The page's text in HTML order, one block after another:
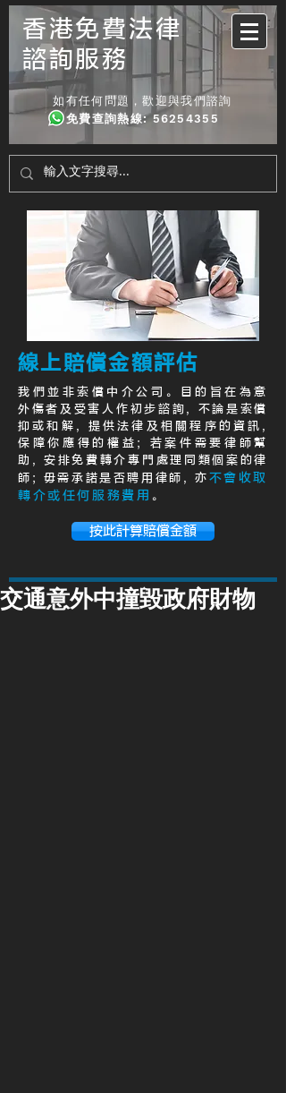
香港免費法律
諮詢服務
如有任何問題，歡迎與我們諮詢
免費查詢熱線:56254355
線上賠償金額評估
我們並非索償中介公司。目的旨在為意
外傷者及受害人作初步諮詢, 不論是索償
抑或和解, 提供法律及相關程序的資訊,
保障你應得的權益; 若案件需要律師幫
助, 安排免費轉介專門處理同類個案的律
師; 毋需承諾是否聘用律師, 亦 不會收取
轉介或任何服務費用 。
按此計算賠償金額
交通意外中撞毀政府財物